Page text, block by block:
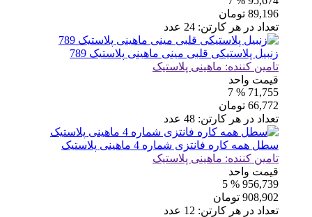
89,196 تومان
تعداد در هر کارتن: 24 عدد
زنبیل پلاستیکی قلبی مینی ماهینی پلاستیک 789
تامین کننده: ماهینی پلاستیک
قیمت واحد
71,755
% 7
66,772 تومان
تعداد در هر کارتن: 48 عدد
سطل همه کاره فانتزی شماره 4 ماهینی پلاستیک
تامین کننده: ماهینی پلاستیک
قیمت واحد
956,739
% 5
908,902 تومان
تعداد در هر کارتن: 12 عدد